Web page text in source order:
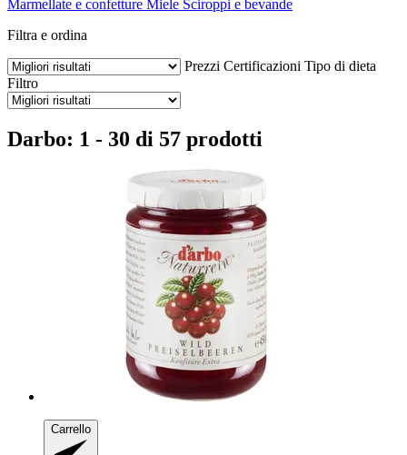
Marmellate e confetture Miele Sciroppi e bevande
Filtra e ordina
Prezzi Certificazioni Tipo di dieta
Filtro
Darbo: 1 - 30 di 57 prodotti
Carrello